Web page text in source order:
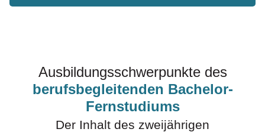
Ausbildungsschwerpunkte des
berufsbegleitenden Bachelor-
Fernstudiums
Der Inhalt des zweijährigen